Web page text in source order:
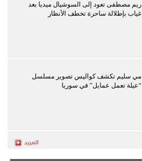
ريم مصطفى تعود إلى السوشيال ميديا بعد
غياب بإطلالة ساحرة تخطف الأنظار
مي سليم تكشف كواليس تصوير مسلسل
“عيلة تعمل عمايل” في سوريا